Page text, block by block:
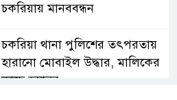
চকরিয়ায় মানববন্ধন
চকরিয়া থানা পুলিশের তৎপরতায়
হারানো মোবাইল উদ্ধার, মালিকের
কাছে হস্তান্তর